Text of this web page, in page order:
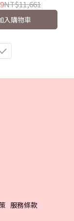
0.39 錢
NT$11,661
入購物車
服務條款